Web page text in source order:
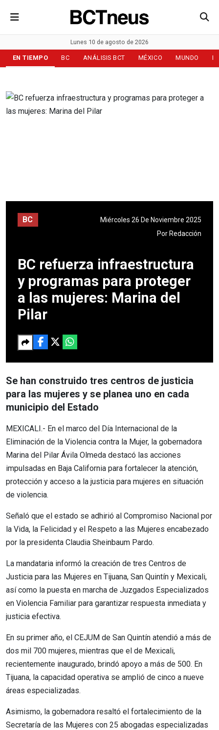
Lunes 10 de agosto de 2026
EN TIEMPO BC ANÁLISIS BCT MÉXICO MUNDO
BC
Miércoles 26 De Noviembre 2025
Por Redacción
BC refuerza infraestructura
y programas para proteger
a las mujeres: Marina del
Pilar
Se han construido tres centros de justicia
para las mujeres y se planea uno en cada
municipio del Estado
MEXICALI.- En el marco del Día Internacional de la
Eliminación de la Violencia contra la Mujer, la gobernadora
Marina del Pilar Ávila Olmeda destacó las acciones
impulsadas en Baja California para fortalecer la atención,
protección y acceso a la justicia para mujeres en situación
de violencia.
Señaló que el estado se adhirió al Compromiso Nacional por
la Vida, la Felicidad y el Respeto a las Mujeres encabezado
por la presidenta Claudia Sheinbaum Pardo.
La mandataria informó la creación de tres Centros de
Justicia para las Mujeres en Tijuana, San Quintín y Mexicali,
así como la puesta en marcha de Juzgados Especializados
en Violencia Familiar para garantizar respuesta inmediata y
justicia efectiva.
En su primer año, el CEJUM de San Quintín atendió a más de
dos mil 700 mujeres, mientras que el de Mexicali,
recientemente inaugurado, brindó apoyo a más de 500. En
Tijuana, la capacidad operativa se amplió de cinco a nueve
áreas especializadas.
Asimismo, la gobernadora resaltó el fortalecimiento de la
Secretaría de las Mujeres con 25 abogadas especializadas